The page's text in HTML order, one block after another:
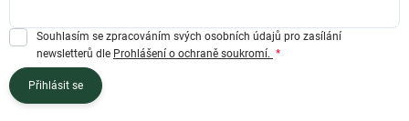
Souhlasím se zpracováním svých osobních údajů pro zasílání
newsletterů dle Prohlášení o ochraně soukromí.
Přihlásit se